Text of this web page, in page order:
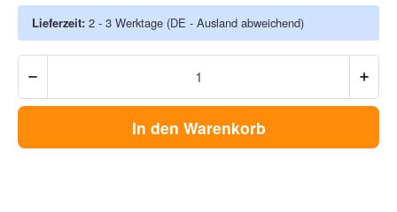
Lieferzeit: 2 - 3 Werktage (DE - Ausland abweichend)
In den Warenkorb